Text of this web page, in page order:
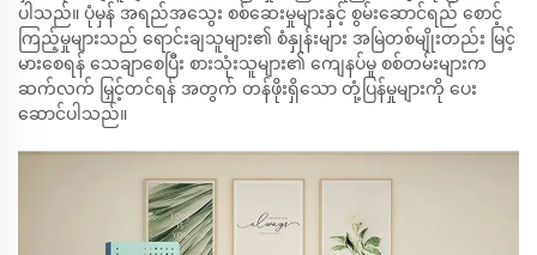
ပါသည်။ ပုံမှန် အရည်အသွေး စစ်ဆေးမှုများနှင့် စွမ်းဆောင်ရည် စောင့်
ကြည့်မှုများသည် ရောင်းချသူများ၏ စံနှုန်းများ အမြဲတစ်မျိုးတည်း မြင့်
မားစေရန် သေချာစေပြီး စားသုံးသူများ၏ ကျေနပ်မှု စစ်တမ်းများက
ဆက်လက် မြှင့်တင်ရန် အတွက် တန်ဖိုးရှိသော တုံ့ပြန်မှုများကို ပေး
ဆောင်ပါသည်။